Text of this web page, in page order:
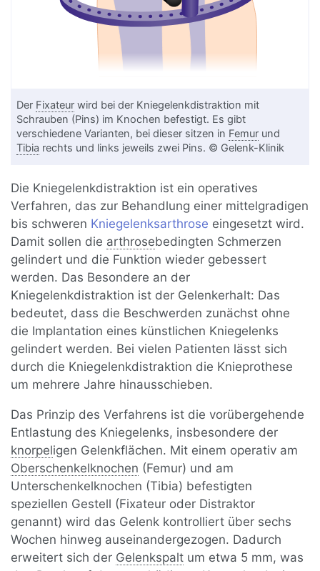
Der Fixateur wird bei der Kniegelenkdistraktion mit
Schrauben (Pins) im Knochen befestigt. Es gibt
verschiedene Varianten, bei dieser sitzen in Femur und
Tibia rechts und links jeweils zwei Pins. © Gelenk-Klinik
Die Kniegelenkdistraktion ist ein operatives
Verfahren, das zur Behandlung einer mittelgradigen
bis schweren Kniegelenksarthrose eingesetzt wird.
Damit sollen die arthrosebedingten Schmerzen
gelindert und die Funktion wieder gebessert
werden. Das Besondere an der
Kniegelenkdistraktion ist der Gelenkerhalt: Das
bedeutet, dass die Beschwerden zunächst ohne
die Implantation eines künstlichen Kniegelenks
gelindert werden. Bei vielen Patienten lässt sich
durch die Kniegelenkdistraktion die Knieprothese
um mehrere Jahre hinausschieben.
Das Prinzip des Verfahrens ist die vorübergehende
Entlastung des Kniegelenks, insbesondere der
knorpeligen Gelenkflächen. Mit einem operativ am
Oberschenkelknochen (Femur) und am
Unterschenkelknochen (Tibia) befestigten
speziellen Gestell (Fixateur oder Distraktor
genannt) wird das Gelenk kontrolliert über sechs
Wochen hinweg auseinandergezogen. Dadurch
erweitert sich der Gelenkspalt um etwa 5 mm, was